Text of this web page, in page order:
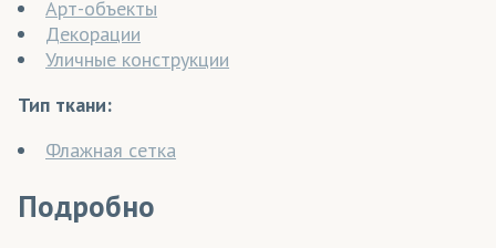
Арт-объекты
Декорации
Уличные конструкции
Тип ткани:
Флажная сетка
Подробно